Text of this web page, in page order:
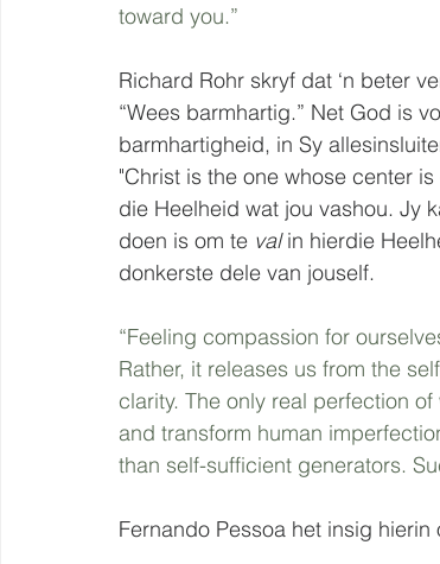
toward you.”
Richard Rohr skryf dat ‘n beter
“Wees barmhartig.” Net God is
barmhartigheid, in Sy
"Christ is the one whose center
die Heelheid wat jou vashou. Jy
doen is om te val in hierdie
donkerste dele van jouself.
“Feeling compassion for
Rather, it releases us from the
clarity. The only real perfection
and transform human
than self-sufficient generators.
Fernando Pessoa het insig